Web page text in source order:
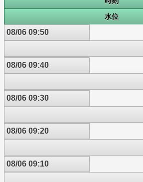
水位
08/06 09:50
08/06 09:40
08/06 09:30
08/06 09:20
08/06 09:10